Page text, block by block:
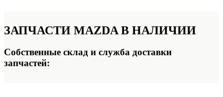
ЗАПЧАСТИ MAZDA В НАЛИЧИИ
Собственные склад и служба доставки
запчастей: